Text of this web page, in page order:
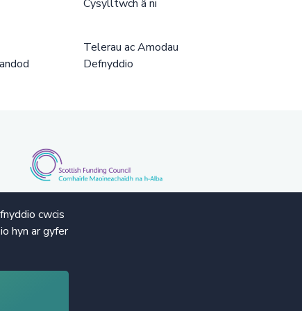
cwcis
hyn ar gyfer
Cysylltwch â ni
Telerau ac Amodau
Defnyddio